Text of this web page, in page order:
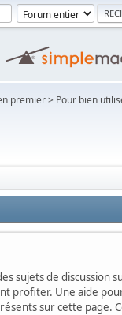
premier > Pour bien
sujets de discussion
profiter. Une aide
sur cette page.